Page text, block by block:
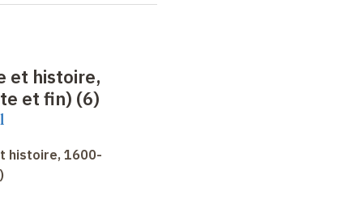
et histoire,
et fin) (6)
histoire, 1600-